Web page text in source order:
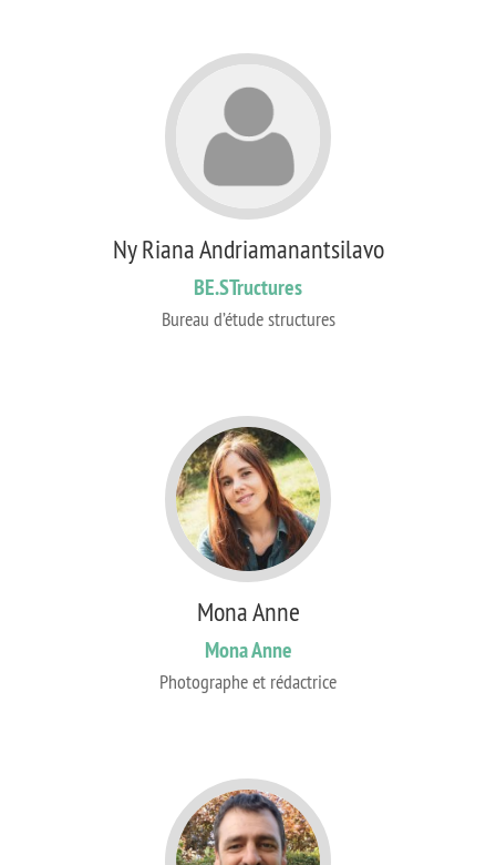
Ny Riana Andriamanantsilavo
BE.STructures
Bureau d’étude structures
Mona Anne
Mona Anne
Photographe et rédactrice